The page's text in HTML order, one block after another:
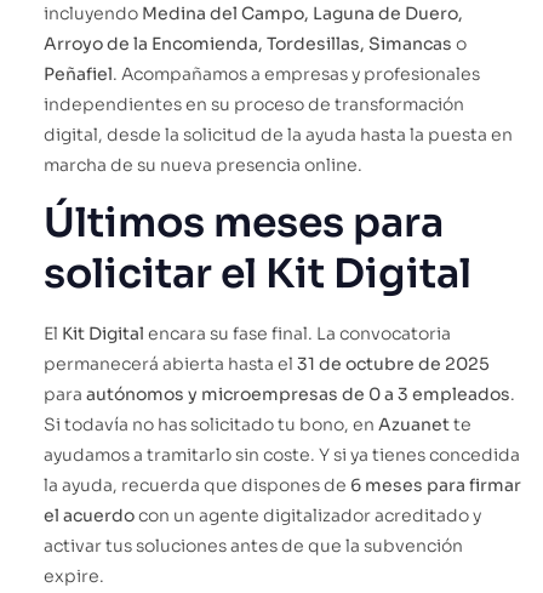
incluyendo Medina del Campo, Laguna de Duero,
Arroyo de la Encomienda, Tordesillas, Simancas o
Peñafiel. Acompañamos a empresas y profesionales
independientes en su proceso de transformación
digital, desde la solicitud de la ayuda hasta la puesta en
marcha de su nueva presencia online.
Últimos meses para
solicitar el Kit Digital
El Kit Digital encara su fase final. La convocatoria
permanecerá abierta hasta el 31 de octubre de 2025
para autónomos y microempresas de 0 a 3 empleados.
Si todavía no has solicitado tu bono, en Azuanette
ayudamos a tramitarlo sin coste. Y si ya tienes concedida
la ayuda, recuerda que dispones de 6 meses para firmar
el acuerdocon un agente digitalizador acreditado y
activar tus soluciones antes de que la subvención
expire.